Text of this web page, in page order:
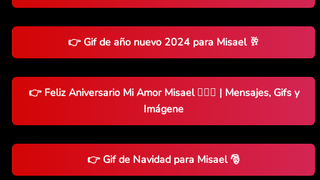
👉 Gif de año nuevo 2024 para Misael 🥂
👉 Feliz Aniversario Mi Amor Misael 👨‍❤️‍👨 | Mensajes, Gifs y
Imágene
👉 Gif de Navidad para Misael 🎅